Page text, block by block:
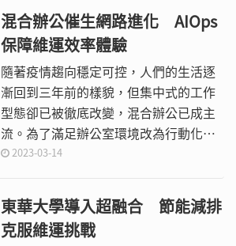
異質領域的資安技術，以單一控管平
台，為雲端與地端存取行為建立一致性
的政策措施。
混合辦公催生網路進化 AIOps
保障維運效率體驗
隨著疫情趨向穩定可控，人們的生活逐
漸回到三年前的樣貌，但集中式的工作
型態卻已被徹底改變，混合辦公已成主
流。為了滿足辦公室環境改為行動化、
各式功能的連網裝置應用需求，以及協
架構，網通設備大廠紛紛投入發展
AIOps，讓IT管理者基於雲端平台監
控，降低確保有線無線網路穩定、高效
2023-03-14
東華大學導入超融合 節能減排
克服維運挑戰